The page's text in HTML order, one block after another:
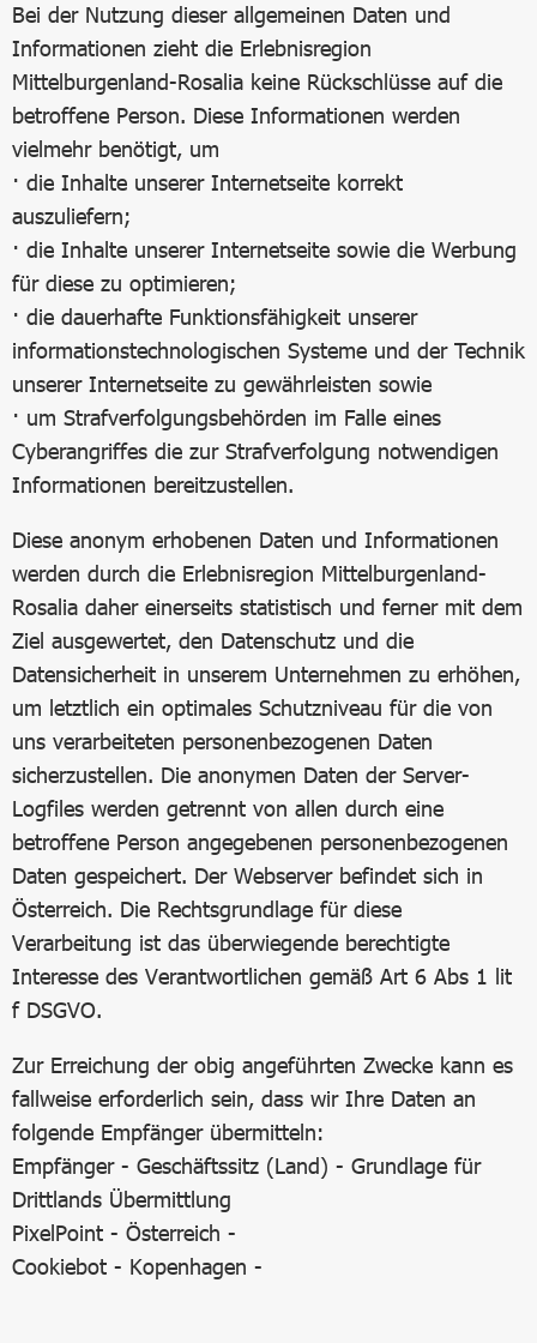
Bei der Nutzung dieser allgemeinen Daten und
Informationen zieht die Erlebnisregion
Mittelburgenland-Rosalia keine Rückschlüsse auf die
betroffene Person. Diese Informationen werden
vielmehr benötigt, um
· die Inhalte unserer Internetseite korrekt
auszuliefern;
· die Inhalte unserer Internetseite sowie die Werbung
für diese zu optimieren;
· die dauerhafte Funktionsfähigkeit unserer
informationstechnologischen Systeme und der Technik
unserer Internetseite zu gewährleisten sowie
· um Strafverfolgungsbehörden im Falle eines
Cyberangriffes die zur Strafverfolgung notwendigen
Informationen bereitzustellen.
Diese anonym erhobenen Daten und Informationen
werden durch die Erlebnisregion Mittelburgenland-
Rosalia daher einerseits statistisch und ferner mit dem
Ziel ausgewertet, den Datenschutz und die
Datensicherheit in unserem Unternehmen zu erhöhen,
um letztlich ein optimales Schutzniveau für die von
uns verarbeiteten personenbezogenen Daten
sicherzustellen. Die anonymen Daten der Server-
Logfiles werden getrennt von allen durch eine
betroffene Person angegebenen personenbezogenen
Daten gespeichert. Der Webserver befindet sich in
Österreich. Die Rechtsgrundlage für diese
Verarbeitung ist das überwiegende berechtigte
Interesse des Verantwortlichen gemäß Art 6 Abs 1 lit
f DSGVO.
Zur Erreichung der obig angeführten Zwecke kann es
fallweise erforderlich sein, dass wir Ihre Daten an
folgende Empfänger übermitteln:
Empfänger - Geschäftssitz (Land) - Grundlage für
Drittlands Übermittlung
PixelPoint - Österreich -
Cookiebot - Kopenhagen -